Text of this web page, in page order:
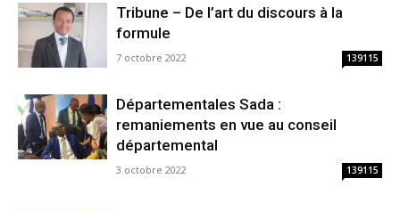
Tribune – De l’art du discours à la
formule
7 octobre 2022 139115
Départementales Sada :
remaniements en vue au conseil
départemental
3 octobre 2022 139115